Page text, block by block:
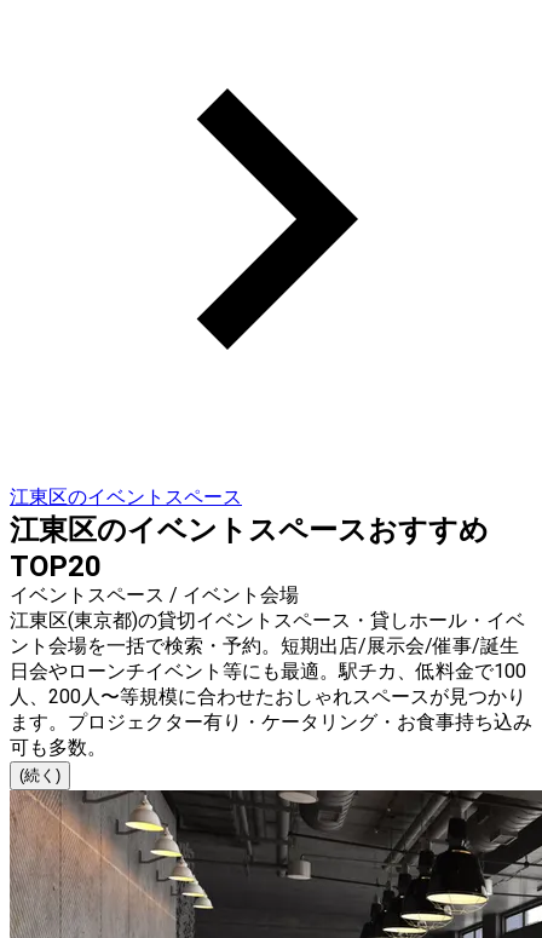
江東区のイベントスペース
江東区のイベントスペースおすすめ
TOP20
イベントスペース / イベント会場
江東区(東京都)の貸切イベントスペース・貸しホール・イベ
ント会場を一括で検索・予約。短期出店/展示会/催事/誕生
日会やローンチイベント等にも最適。駅チカ、低料金で100
人、200人〜等規模に合わせたおしゃれスペースが見つかり
ます。プロジェクター有り・ケータリング・お食事持ち込み
可も多数。
(続く)